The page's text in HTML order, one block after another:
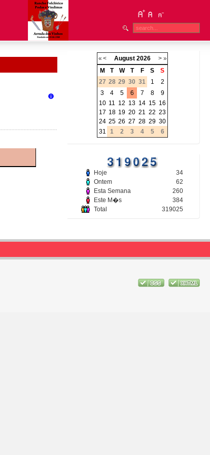
« < August 2026 > »
M
T W T F S
S
27 28 29 30 31 1
2
3
4 5 6 7 8
9
10 11 12 13 14 15 16
17 18 19 20 21 22 23
24 25 26 27 28 29 30
31
1 2 3 4 5 6
Hoje
34
Ontem
62
Esta Semana
260
Este M�s
384
Total
319025